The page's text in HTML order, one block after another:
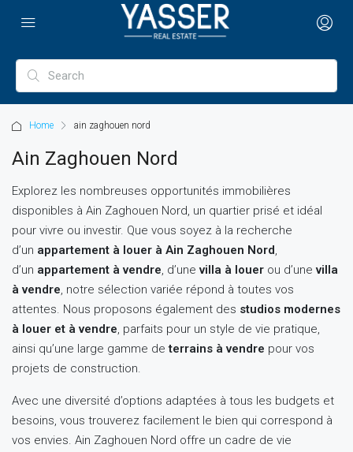
Home ain zaghouen nord
Ain Zaghouen Nord
Explorez les nombreuses opportunités immobilières
disponibles à Ain Zaghouen Nord, un quartier prisé et idéal
pour vivre ou investir. Que vous soyez à la recherche
d’un appartement à louer à Ain Zaghouen Nord,
d’un appartement à vendre, d’unevilla à louer ou d’unevilla
à vendre, notre sélection variée répond à toutes vos
attentes. Nous proposons également des studios modernes
à louer et à vendre, parfaits pour un style de vie pratique,
ainsi qu’une large gamme deterrains à vendre pour vos
projets de construction.
Avec une diversité d’options adaptées à tous les budgets et
besoins, vous trouverez facilement le bien qui correspond à
vos envies. Ain Zaghouen Nord offre un cadre de vie